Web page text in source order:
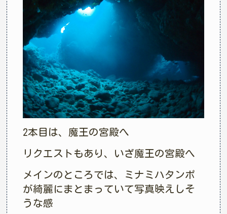
2本目は、魔王の宮殿へ
リクエストもあり、いざ魔王の宮殿へ
メインのところでは、ミナミハタンポ
が綺麗にまとまっていて写真映えしそ
うな感